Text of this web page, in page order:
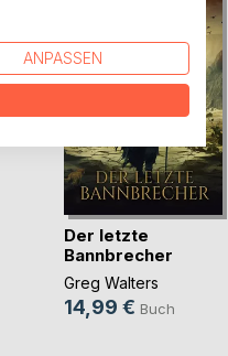
Der letzte
Bannbrecher
Greg Walters
14,99 € Buch
ANPASSEN